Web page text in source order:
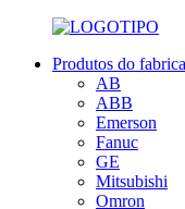
Produtos do
AB
ABB
Emerson
Fanuc
GE
Mitsubishi
Omron